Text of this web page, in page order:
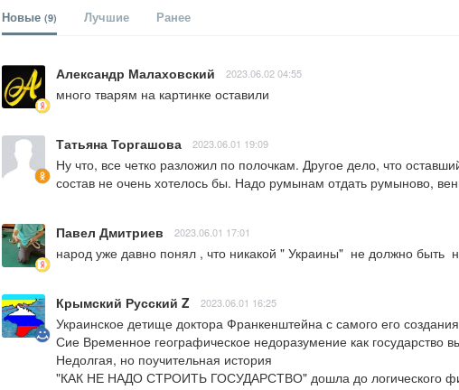
Новые (9) Лучшие Ранее
Александр Малаховский 2023.06.02 04:55
много тварям на картинке оставили
Татьяна Торгашова 2023.06.01 19:09
Ну что, все четко разложил по полочкам. Другое дело, что
состав не очень хотелось бы. Надо румынам отдать румыново,
Павел Дмитриев 2023.06.01 17:01
народ уже давно понял , что никакой " Украины"  не должно быть
Крымский Русский Z 2023.06.01 16:25
Украинское детище доктора Франкенштейна с самого его
Сие Временное географическое недоразумение как государство
Недолгая, но поучительная история
"КАК НЕ НАДО СТРОИТЬ ГОСУДАРСТВО" дошла до логического